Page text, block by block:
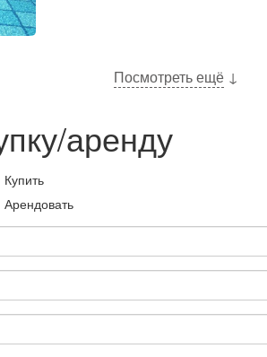
Посмотреть ещё ↓
аренду
Купить
Арендовать